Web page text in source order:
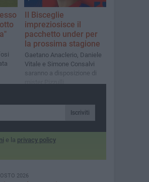
Il Bisceglie
impreziosisce il
pacchetto under per
la prossima stagione
Gaetano Anaclerio, Daniele
Vitale e Simone Consalvi
saranno a disposizione di
mister Pizzulli
Iscriviti
e la privacy policy
2026